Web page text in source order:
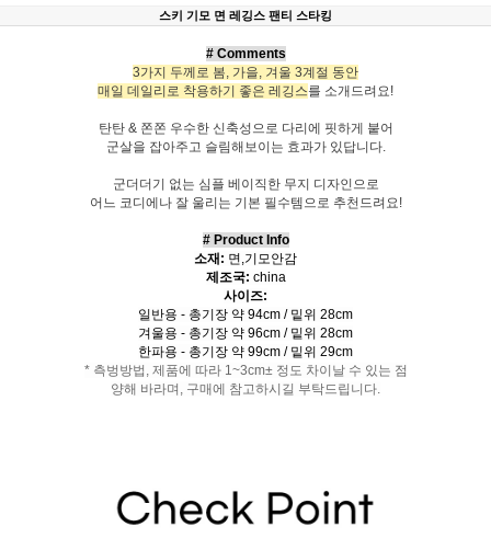
스키 기모 면 레깅스 팬티 스타킹
# Comments
3가지 두께로 봄, 가을, 겨울 3계절 동안
매일 데일리로 착용하기 좋은 레깅스를 소개드려요!
탄탄 & 쫀쫀 우수한 신축성으로 다리에 핏하게 붙어
군살을 잡아주고 슬림해보이는 효과가 있답니다.
군더더기 없는 심플 베이직한 무지 디자인으로
어느 코디에나 잘 울리는 기본 필수템으로 추천드려요!
# Product Info
소재: 면,기모안감
제조국: china
사이즈:
일반용 - 총기장 약 94cm / 밑위 28cm
겨울용 - 총기장 약 96cm / 밑위 28cm
한파용 - 총기장 약 99cm / 밑위 29cm
* 측벙방법, 제품에 따라 1~3cm± 정도 차이날 수 있는 점
양해 바라며, 구매에 참고하시길 부탁드립니다.